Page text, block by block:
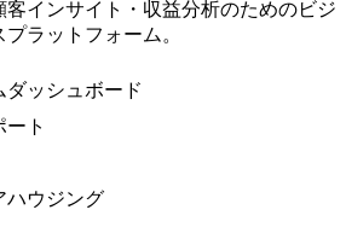
インサイト・収益分析のためのビジ
ラットフォーム。
ダッシュボード
ート
ハウジング